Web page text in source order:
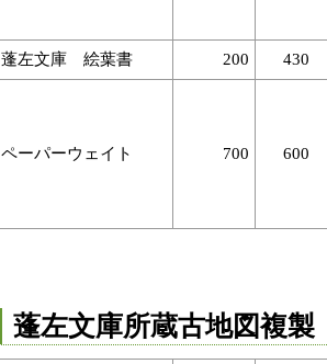
蓬左文庫 絵葉書 200 430
ペーパーウェイト 700 600
蓬左文庫所蔵古地図複製